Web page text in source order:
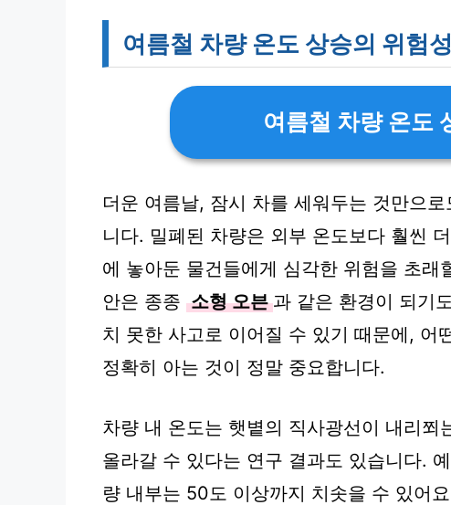
여름철 차량 온도 상승의 위험성
여름철 차량 온도
더운 여름날, 잠시 차를 세워두는 것만으
니다. 밀폐된 차량은 외부 온도보다 훨씬
에 놓아둔 물건들에게 심각한 위험을 초
안은 종종 소형 오븐 과 같은 환경이 되기
치 못한 사고로 이어질 수 있기 때문에, 어
정확히 아는 것이 정말 중요합니다.
차량 내 온도는 햇볕의 직사광선이 내리
올라갈 수 있다는 연구 결과도 있습니다.
량 내부는 50도 이상까지 치솟을 수 있어